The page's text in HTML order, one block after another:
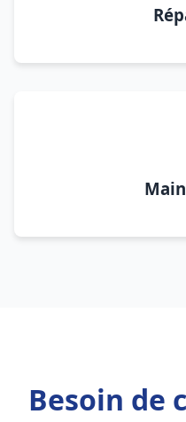
Besoin de